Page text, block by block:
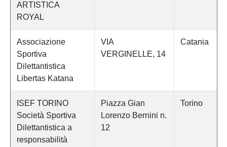
ARTISTICA
ROYAL
Associazione
Sportiva
Dilettantistica
Libertas Katana
VIA
VERGINELLE, 14
Catania
ISEF TORINO
Società Sportiva
Dilettantistica a
responsabilità
Piazza Gian
Lorenzo Bernini n.
12
Torino